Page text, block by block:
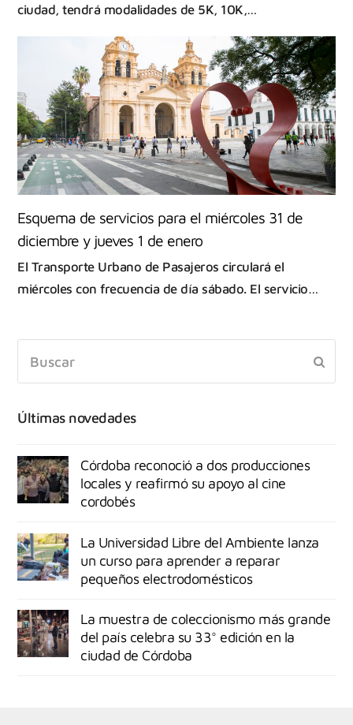
ciudad, tendrá modalidades de 5K, 10K,…
Esquema de servicios para el miércoles 31 de
diciembre y jueves 1 de enero
El Transporte Urbano de Pasajeros circulará el
miércoles con frecuencia de día sábado. El servicio…
Últimas novedades
Córdoba reconoció a dos producciones
locales y reafirmó su apoyo al cine
cordobés
La Universidad Libre del Ambiente lanza
un curso para aprender a reparar
pequeños electrodomésticos
La muestra de coleccionismo más grande
del país celebra su 33° edición en la
ciudad de Córdoba